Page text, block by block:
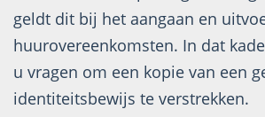
geldt dit bij het aangaan en
huurovereenkomsten. In dat
u vragen om een kopie van een
identiteitsbewijs te verstrekken.